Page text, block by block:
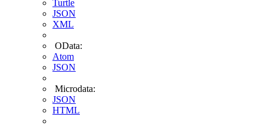
Turtle
JSON
XML
OData:
Atom
JSON
Microdata:
JSON
HTML